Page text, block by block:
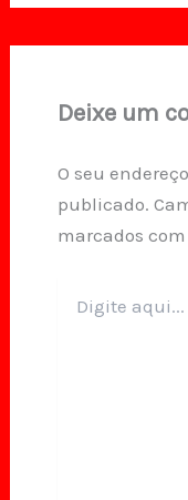
Deixe um
O seu
publicado.
marcados com
aqui...